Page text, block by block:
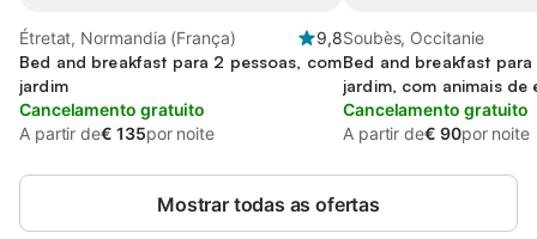
Étretat, Normandia (França)
9,8
Bed and breakfast para 2 pessoas, com
jardim
Cancelamento gratuito
A partir de€ 135por noite
Soubès, Occitanie
Bed and breakfast
jardim, com animais de
Cancelamento gratuito
A partir de€ 90por noite
Mostrar todas as ofertas